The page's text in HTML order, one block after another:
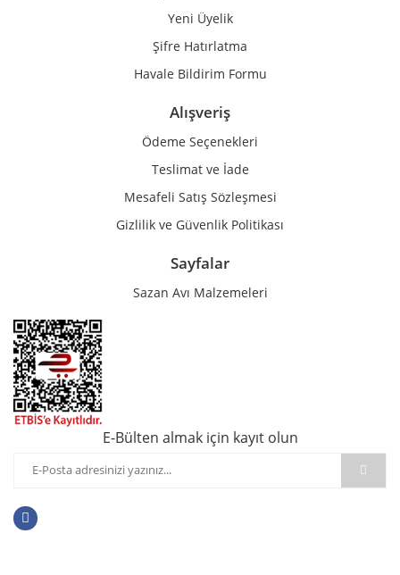
Gönder
Yeni Üyelik
Şifre Hatırlatma
Havale Bildirim Formu
Alışveriş
Ödeme Seçenekleri
Teslimat ve İade
Mesafeli Satış Sözleşmesi
Gizlilik ve Güvenlik Politikası
Sayfalar
Sazan Avı Malzemeleri
E-Bülten almak için kayıt olun